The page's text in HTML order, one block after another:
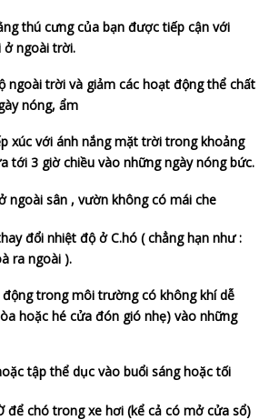
thú cưng của bạn được tiếp cận với
ở ngoài trời.
ngoài trời và giảm các hoạt động thể chất
nóng, ẩm
xúc với ánh nắng mặt trời trong khoảng
tới 3 giờ chiều vào những ngày nóng bức.
ngoài sân , vườn không có mái che
đổi nhiệt độ ở C.hó ( chẳng hạn như :
ra ngoài ).
trong môi trường có không khí dễ
hoặc hé cửa đón gió nhẹ) vào những
tập thể dục vào buổi sáng hoặc tối
để chó trong xe hơi (kể cả có mở cửa sổ)